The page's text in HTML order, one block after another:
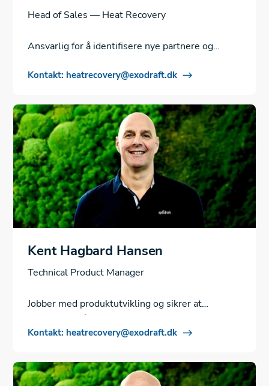
Head of Sales — Heat Recovery
Ansvarlig for å identifisere nye partnere og
Kontakt: heatrecovery@exodraft.dk
Kent Hagbard Hansen
Technical Product Manager
Jobber med produktutvikling og sikrer at
løsningene våre møter markedets behov.
Kontakt: heatrecovery@exodraft.dk